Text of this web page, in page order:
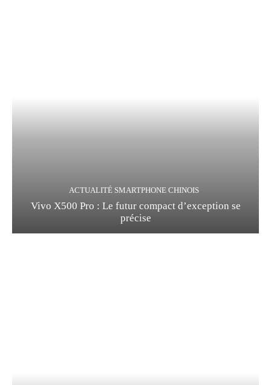
ACTUALITÉ SMARTPHONE CHINOIS
Vivo X500 Pro : Le futur compact d’exception se
précise